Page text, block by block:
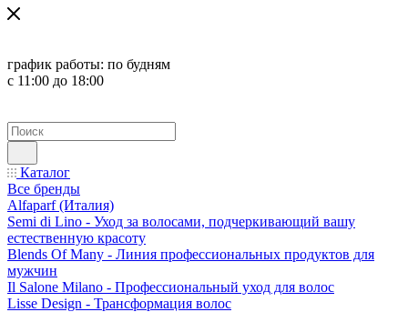
график работы: по будням
с 11:00 до 18:00
Каталог
Все бренды
Alfaparf (Италия)
Semi di Lino - Уход за волосами, подчеркивающий вашу
естественную красоту
Blends Of Many - Линия профессиональных продуктов для
мужчин
Il Salone Milano - Профессиональный уход для волос
Lisse Design - Трансформация волос